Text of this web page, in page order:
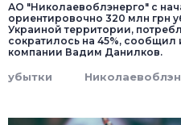
АО "Николаевоблэнерго" с
ориентировочно 320 млн грн
Украиной территории,
сократилось на 45%, сообщил
компании Вадим Данилков.
убытки